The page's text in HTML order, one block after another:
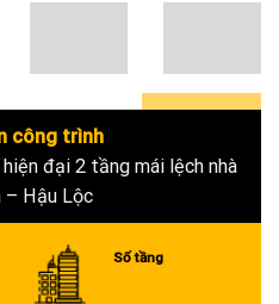
0+
công trình
đại 2 tầng mái lệch nhà
– Hậu Lộc
Số tầng